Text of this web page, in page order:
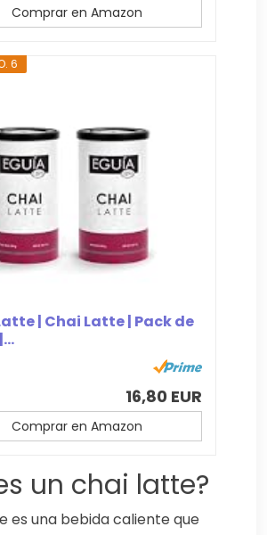
Comprar en Amazon
6
| Chai Latte | Pack de
16,80 EUR
Comprar en Amazon
un chai latte?
es una bebida caliente que